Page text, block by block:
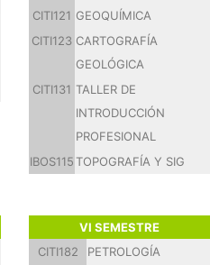
CITI121 GEOQUÍMICA
CITI123 CARTOGRAFÍA
GEOLÓGICA
CITI131 TALLER DE
INTRODUCCIÓN
PROFESIONAL
IBOS115TOPOGRAFÍA Y SIG
VI SEMESTRE
CITI182
PETROLOGÍA